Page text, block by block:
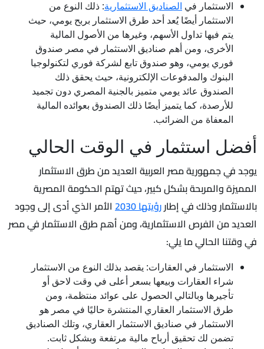
الاستثمار في الصناديق الاستثمارية: ذلك النوع من
الاستثمار أيضًا يُعد أحد طرق الاستثمار بربح يومي، حيث
يتم فيها تداول الأسهم، وغيرها من الأصول المالية
الأخرى، ومن أهم صناديق الاستثمار في مصر صندوق
فوري يومي، وهو صندوق تابع لشركة فوري لتكنولوجيا
البنوك والمدفوعات الإلكترونية، حيث يحقق ذلك
الصندوق عائد يومي متميز بالجنية المصري دون تجميد
للأرصدة، كما يتميز أيضًا ذلك الصندوق بعوائده المالية
المعفاة من الضرائب.
أفضل استثمار في الوقت الحالي
يوجد في جمهورية مصر العربية العديد من طرق الاستثمار
المميزة والمربحة بشكل كبير، حيث تهتم الحكومة المصرية
بالاستثمار وذلك في إطاررؤيتها 2030
الأمر الذي أدى إلى وجود
العديد من الفرص الاستثمارية، ومن أهم طرق الاستثمار في مصر
في وقتنا الحالي ما يلي:
الاستثمار في العقارات: يقصد بذلك النوع من الاستثمار
شراء العقارات وبيعها بسعر أعلى في وقت لاحق أو
تأجيرها وبالتالي الحصول على عوائد منتظمة، ومن
طرق الاستثمار العقاري المنتشرة حاليًا في مصر هو
الاستثمار في صناديق الاستثمار العقاري، وتلك الصناديق
تضمن لك تحقيق أرباح مالية مرتفعة وبشكل ثابت.